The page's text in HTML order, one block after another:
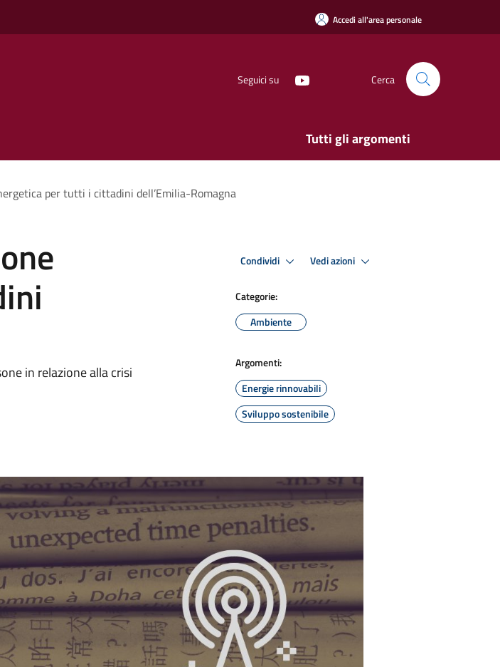
Accedi all'area personale
Seguici su Cerca
Tutti gli argomenti
per tutti i cittadini dell’Emilia-Romagna
in relazione alla crisi
Condividi Vedi azioni
Categorie:
Ambiente
Argomenti:
Energie rinnovabili
Sviluppo sostenibile